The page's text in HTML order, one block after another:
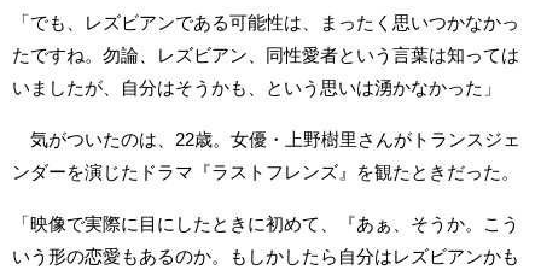
「でも、レズビアンである可能性は、まったく思いつかなかっ
たですね。勿論、レズビアン、同性愛者という言葉は知っては
いましたが、自分はそうかも、という思いは湧かなかった」
気がついたのは、22歳。女優・上野樹里さんがトランスジェ
ンダーを演じたドラマ『ラストフレンズ』を観たときだった。
「映像で実際に目にしたときに初めて、『あぁ、そうか。こう
いう形の恋愛もあるのか。もしかしたら自分はレズビアンかも